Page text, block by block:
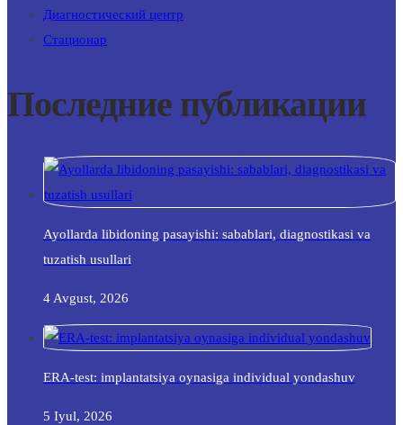
Диагностический центр
Стационар
Последние публикации
Ayollarda libidoning pasayishi: sabablari, diagnostikasi va
tuzatish usullari
4 Avgust, 2026
ERA-test: implantatsiya oynasiga individual yondashuv
5 Iyul, 2026